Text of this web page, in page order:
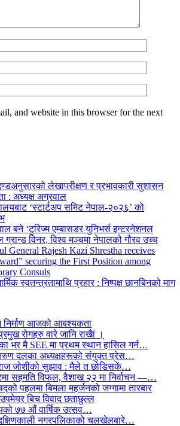
and website in this browser for the next
लेखापरीक्षण र प्रभावकारी सुशासन
: अध्यक्ष अग्रवाल
‘स्टार्टअप समिट नेपाल-२०२६’ को
बने ‘टुरिज्म एम्बासडर युनिभर्स इन्टरनेशनल
विनर, विश्व मञ्चमा नेपालको गौरव उच्च
General Rajesh Kazi Shrestha receives
securing the First Position among
Consuls
स्वतन्त्रतामाथि प्रहार : निष्पक्ष छानबिनको माग
आजको आबश्यकता
रोगहरु वारे जानि राखैां ।
भर मै SEE मा प्रथम स्थान हासिल गर्न…
दलका अध्यक्षहरूको संयुक्त प्रेस…
जोशीको सुझाव : मैले त छोडिसकें…
सहमति विफल, वैशाख २२ मा निर्वाचन —…
पहलमा बिमला महर्जनको जग्गामा तारबार
उपमेयर बिच विवाद छताछुल्ल
७७ औं ‌‌वार्षिक ‌उत्सव…
दक्षिणकाली नगरपलिकाको चलखेलबारे…